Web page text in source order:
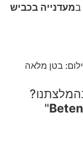
במעדנייה בכביש
"